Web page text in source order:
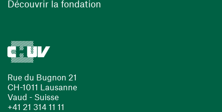
Rue du Bugnon 21
CH-1011 Lausanne
Vaud - Suisse
+41 21 314 11 11
Découvrir la fondation